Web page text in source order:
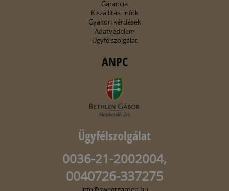
Garancia
Kiszállítási infók
Gyakori kérdések
Adatvédelem
Ügyfélszolgálat
ANPC
Ügyfélszolgálat
0036-21-2002004,
0040726-337275